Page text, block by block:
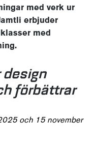
med verk ur
erbjuder
med
design
förbättrar
och 15 november